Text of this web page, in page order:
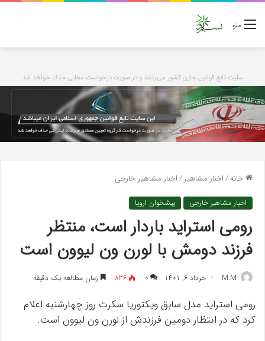
منو
سایت تابع قوانین جاری کشور می باشد و در صورت درخواست مطلبی حذف خواهد شد
خانه/اخبار مشاهیر/اخبار مشاهیر خارجی
اخبار مشاهیر خارجی پیشخوان اروپا
رومی استراید باردار است، منتظر
فرزند دومش با لورن ون لیوون است
M.M خرداد 6, 1401 ۰ 836 زمان مطالعه یک دقیقه
رومی استراید مدل سابق ویکتوریا سکرت روز چهارشنبه اعلام
کرد که در انتظار دومین فرزندش از لورن ون لیوون است.